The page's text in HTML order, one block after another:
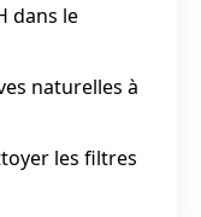
dans le
naturelles à
les filtres